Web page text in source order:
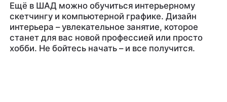
Ещё в ШАД можно обучиться интерьерному
скетчингу и компьютерной графике. Дизайн
интерьера – увлекательное занятие, которое
станет для вас новой профессией или просто
хобби. Не бойтесь начать – и все получится.